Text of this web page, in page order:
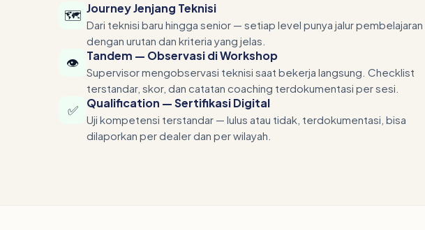
🗺️ Journey Jenjang Teknisi
Dari teknisi baru hingga senior — setiap level punya jalur pembelajaran
dengan urutan dan kriteria yang jelas.
👁️ Tandem — Observasi di Workshop
Supervisor mengobservasi teknisi saat bekerja langsung. Checklist
terstandar, skor, dan catatan coaching terdokumentasi per sesi.
✅ Qualification — Sertifikasi Digital
Uji kompetensi terstandar — lulus atau tidak, terdokumentasi, bisa
dilaporkan per dealer dan per wilayah.